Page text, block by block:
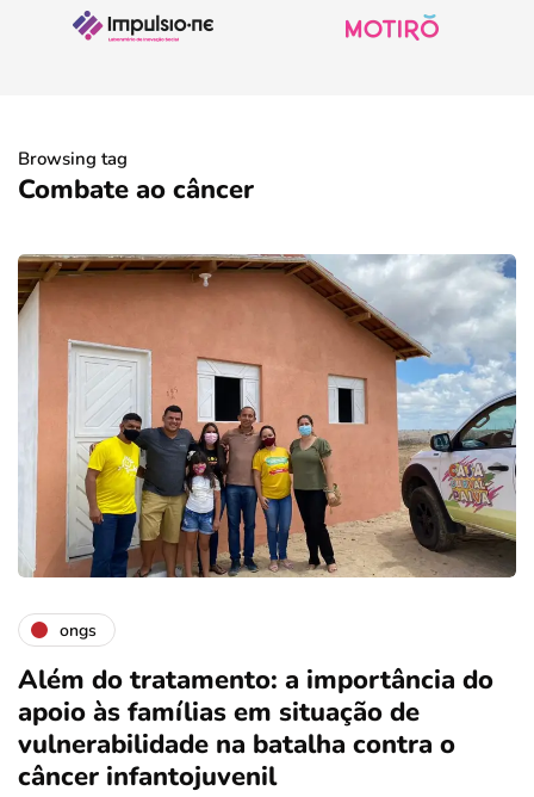
Browsing tag
Combate ao câncer
ongs
Além do tratamento: a importância do
apoio às famílias em situação de
vulnerabilidade na batalha contra o
câncer infantojuvenil